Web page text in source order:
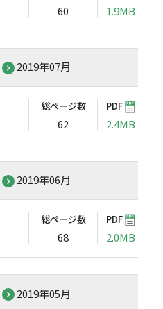
60 1.9MB
2019年07月
総ページ数
62
PDF
2.4MB
2019年06月
総ページ数
68
PDF
2.0MB
2019年05月